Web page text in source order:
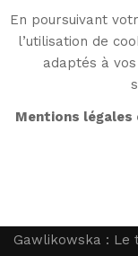
En poursuivant
l’utilisation de
adaptés à
Mentions
WG
Witold
de
Gawlikowska : Le